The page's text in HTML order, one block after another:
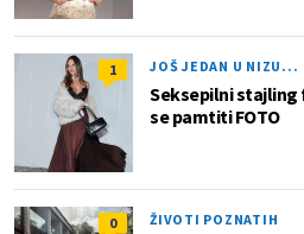
1 JOŠ JEDAN U NIZU...
Seksepilni stajling
se pamtiti FOTO
0 ŽIVOTI POZNATIH